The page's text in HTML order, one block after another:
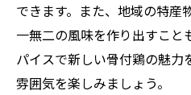
できます。また、地域の特産
一無二の風味を作り出すこと
パイスで新しい骨付鶏の魅力
雰囲気を楽しみましょう。